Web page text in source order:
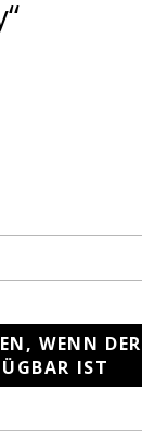
WENN
IST